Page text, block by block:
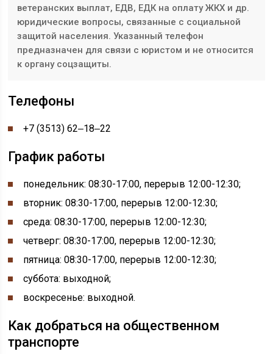
ветеранских выплат, ЕДВ, ЕДК на оплату ЖКХ и др.
юридические вопросы, связанные с социальной
защитой населения. Указанный телефон
предназначен для связи с юристом и не относится
к органу соцзащиты.
Телефоны
+7 (3513) 62‒18‒22
График работы
понедельник:08:30-17:00, перерыв 12:00-12:30;
вторник: 08:30-17:00, перерыв 12:00-12:30;
среда: 08:30-17:00, перерыв 12:00-12:30;
четверг: 08:30-17:00, перерыв 12:00-12:30;
пятница: 08:30-17:00, перерыв 12:00-12:30;
суббота: выходной;
воскресенье: выходной.
Как добраться на общественном
транспорте